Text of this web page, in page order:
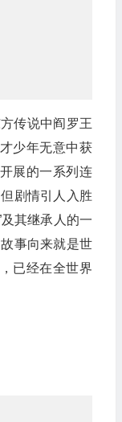
传说中阎罗王
少年无意中获
展的一系列连
剧情引人入胜
其继承人的一
事向来就是世
已经在全世界